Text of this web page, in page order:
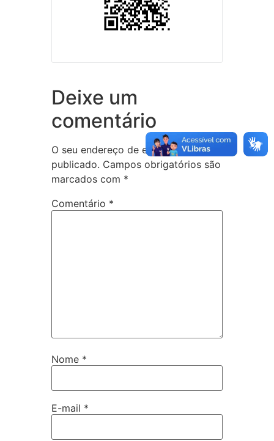
Deixe um
comentário
O seu endereço de e-mail não será
publicado. Campos obrigatórios são
marcados com *
Comentário *
Nome *
E-mail *